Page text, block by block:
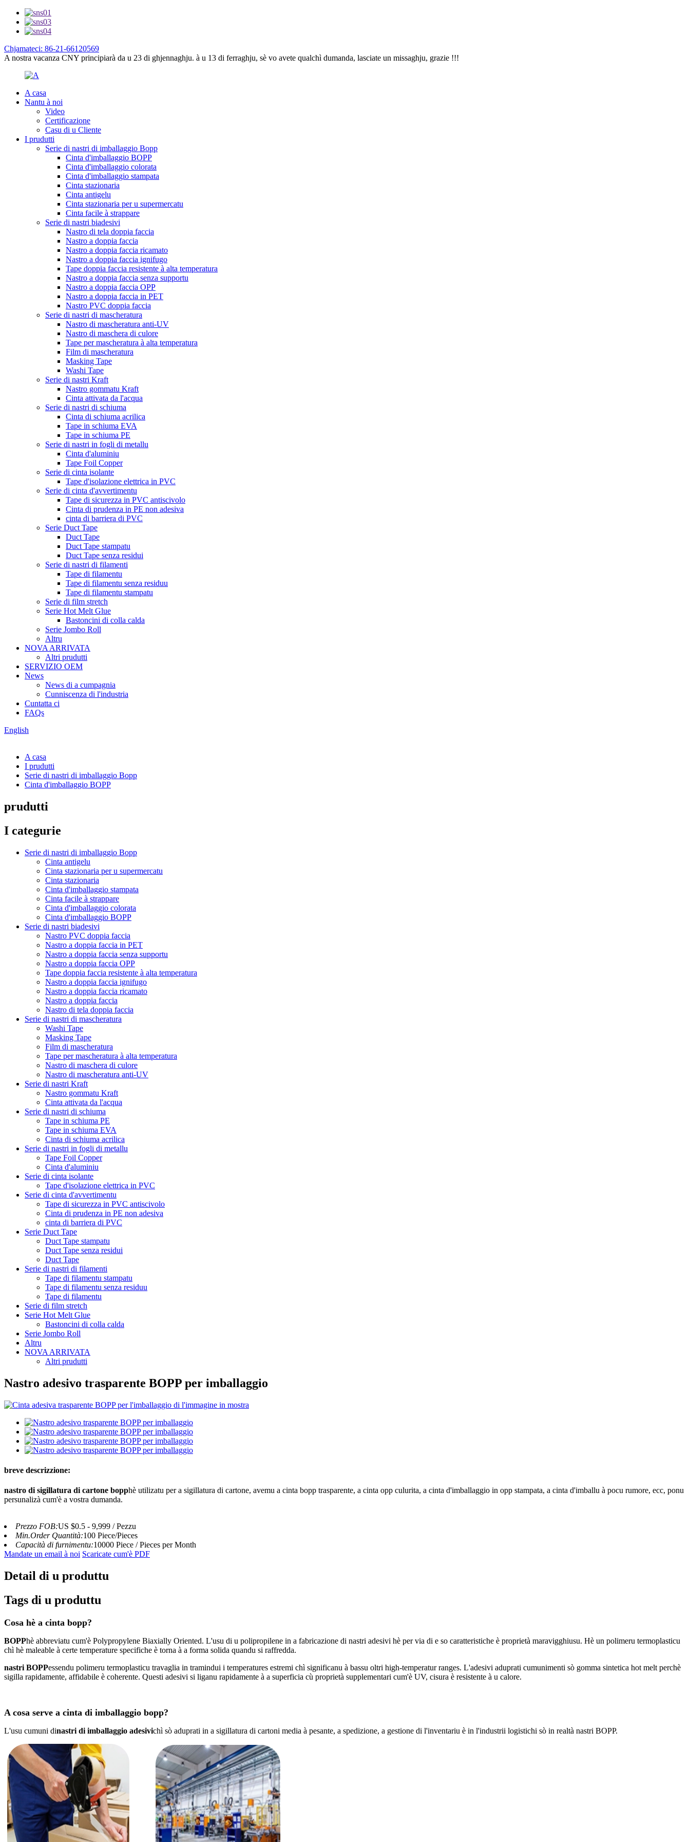
Chjamateci: 86-21-66120569
A nostra vacanza CNY principiarà da u 23 di ghjennaghju. à u 13 di ferraghju, sè vo avete qualchì dumanda, lasciate un missaghju, grazie !!!
A casa
Nantu à noi
Video
Certificazione
Casu di u Cliente
I prudutti
Serie di nastri di imballaggio Bopp
Cinta d'imballaggio BOPP
Cinta d'imballaggio colorata
Cinta d'imballaggio stampata
Cinta stazionaria
Cinta antigelu
Cinta stazionaria per u supermercatu
Cinta facile à strappare
Serie di nastri biadesivi
Nastro di tela doppia faccia
Nastro a doppia faccia
Nastro a doppia faccia ricamato
Nastro a doppia faccia ignifugo
Tape doppia faccia resistente à alta temperatura
Nastro a doppia faccia senza supportu
Nastro a doppia faccia OPP
Nastro a doppia faccia in PET
Nastro PVC doppia faccia
Serie di nastri di mascheratura
Nastro di mascheratura anti-UV
Nastro di maschera di culore
Tape per mascheratura à alta temperatura
Film di mascheratura
Masking Tape
Washi Tape
Serie di nastri Kraft
Nastro gommatu Kraft
Cinta attivata da l'acqua
Serie di nastri di schiuma
Cinta di schiuma acrilica
Tape in schiuma EVA
Tape in schiuma PE
Serie di nastri in fogli di metallu
Cinta d'aluminiu
Tape Foil Copper
Serie di cinta isolante
Tape d'isolazione elettrica in PVC
Serie di cinta d'avvertimentu
Tape di sicurezza in PVC antiscivolo
Cinta di prudenza in PE non adesiva
cinta di barriera di PVC
Serie Duct Tape
Duct Tape
Duct Tape stampatu
Duct Tape senza residui
Serie di nastri di filamenti
Tape di filamentu
Tape di filamentu senza residuu
Tape di filamentu stampatu
Serie di film stretch
Serie Hot Melt Glue
Bastoncini di colla calda
Serie Jombo Roll
Altru
NOVA ARRIVATA
Altri prudutti
SERVIZIO OEM
News
News di a cumpagnia
Cunniscenza di l'industria
Cuntatta ci
FAQs
English
A casa
I prudutti
Serie di nastri di imballaggio Bopp
Cinta d'imballaggio BOPP
prudutti
I categurie
Serie di nastri di imballaggio Bopp
Cinta antigelu
Cinta stazionaria per u supermercatu
Cinta stazionaria
Cinta d'imballaggio stampata
Cinta facile à strappare
Cinta d'imballaggio colorata
Cinta d'imballaggio BOPP
Serie di nastri biadesivi
Nastro PVC doppia faccia
Nastro a doppia faccia in PET
Nastro a doppia faccia senza supportu
Nastro a doppia faccia OPP
Tape doppia faccia resistente à alta temperatura
Nastro a doppia faccia ignifugo
Nastro a doppia faccia ricamato
Nastro a doppia faccia
Nastro di tela doppia faccia
Serie di nastri di mascheratura
Washi Tape
Masking Tape
Film di mascheratura
Tape per mascheratura à alta temperatura
Nastro di maschera di culore
Nastro di mascheratura anti-UV
Serie di nastri Kraft
Nastro gommatu Kraft
Cinta attivata da l'acqua
Serie di nastri di schiuma
Tape in schiuma PE
Tape in schiuma EVA
Cinta di schiuma acrilica
Serie di nastri in fogli di metallu
Tape Foil Copper
Cinta d'aluminiu
Serie di cinta isolante
Tape d'isolazione elettrica in PVC
Serie di cinta d'avvertimentu
Tape di sicurezza in PVC antiscivolo
Cinta di prudenza in PE non adesiva
cinta di barriera di PVC
Serie Duct Tape
Duct Tape stampatu
Duct Tape senza residui
Duct Tape
Serie di nastri di filamenti
Tape di filamentu stampatu
Tape di filamentu senza residuu
Tape di filamentu
Serie di film stretch
Serie Hot Melt Glue
Bastoncini di colla calda
Serie Jombo Roll
Altru
NOVA ARRIVATA
Altri prudutti
Nastro adesivo trasparente BOPP per imballaggio
breve descrizzione:
nastro di sigillatura di cartone bopphè utilizatu per a sigillatura di cartone, avemu a cinta bopp trasparente, a cinta opp culurita, a cinta d'imballaggio in opp stampata, a cinta d'imballu à pocu rumore, ecc, ponu
persunalizà cum'è a vostra dumanda.
Prezzo FOB:US $0.5 - 9,999 / Pezzu
Min.Order Quantità:100 Piece/Pieces
Capacità di furnimentu:10000 Piece / Pieces per Month
Mandate un email à noi Scaricate cum'è PDF
Detail di u produttu
Tags di u produttu
Cosa hè a cinta bopp?
BOPPhè abbreviatu cum'è Polypropylene Biaxially Oriented. L'usu di u polipropilene in a fabricazione di nastri adesivi hè per via di e so caratteristiche è proprietà maravigghiusu. Hè un polimeru termoplasticu
chì hè maleable à certe temperature specifiche è torna à a forma solida quandu si raffredda.
nastri BOPPessendu polimeru termoplasticu travaglia in tramindui i temperatures estremi chì significanu à bassu oltri high-temperatur ranges. L'adesivi aduprati cumunimenti sò gomma sintetica hot melt perchè
sigilla rapidamente, affidabile è coherente. Questi adesivi si liganu rapidamente à a superficia cù proprietà supplementari cum'è UV, cisura è resistente à u calore.
A cosa serve a cinta di imballaggio bopp?
L'usu cumuni dinastri di imballaggio adesivichì sò aduprati in a sigillatura di cartoni media à pesante, a spedizione, a gestione di l'inventariu è in l'industrii logistichi sò in realtà nastri BOPP.